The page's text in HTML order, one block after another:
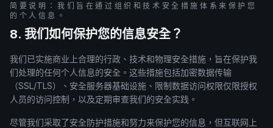
简要说明：我们旨在通过组织和技术安全措施体系来保护您
的个人信息。
8. 我们如何保护您的信息安全？
我们已实施商业上合理的行政、技术和物理安全措施，旨在保护我
们处理的任何个人信息的安全。这些措施包括加密数据传输
（SSL/TLS）、安全服务器基础设施、限制数据访问权限仅限授权
人员的访问控制，以及定期审查我们的安全实践。
尽管我们采取了安全防护措施和努力来保护您的信息，但互联网上